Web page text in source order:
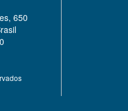
650